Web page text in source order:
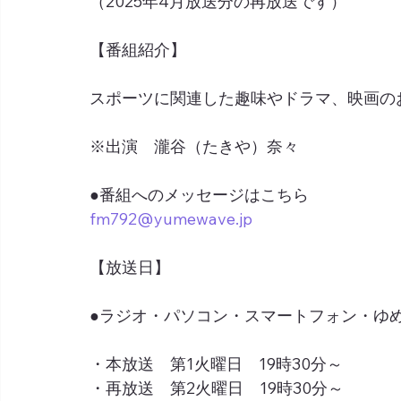
【番組紹介】
スポーツに関連した趣味やドラマ、映画の
※出演　瀧谷（たきや）奈々
●番組へのメッセージはこちら
fm792@yumewave.jp
【放送日】
●ラジオ・パソコン・スマートフォン・ゆ
・本放送　第1火曜日　19時30分～
・再放送　第2火曜日　19時30分～